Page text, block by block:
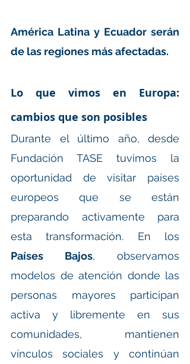
América Latina y Ecuador serán
de las regiones más afectadas.
Lo que vimos en Europa:
cambios que son posibles
Durante el último año, desde
Fundación TASE tuvimos la
oportunidad de visitar países
europeos que se están
preparando activamente para
Países Bajos, observamos
modelos de atención donde las
personas mayores participan
activa y libremente en sus
comunidades, mantienen
vínculos sociales y continúan